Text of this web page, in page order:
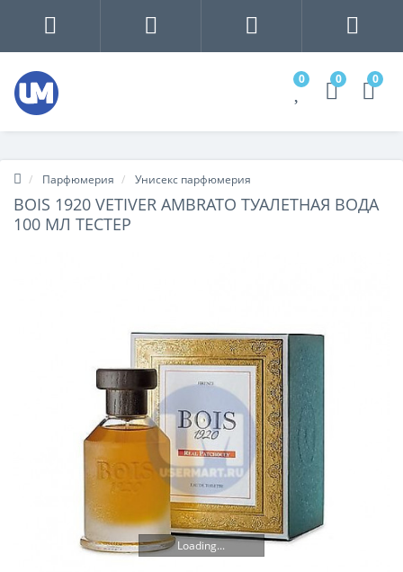
0 0 0
Парфюмерия Унисекс парфюмерия
BOIS 1920 VETIVER AMBRATO ТУАЛЕТНАЯ ВОДА
100 МЛ ТЕСТЕР
Loading...